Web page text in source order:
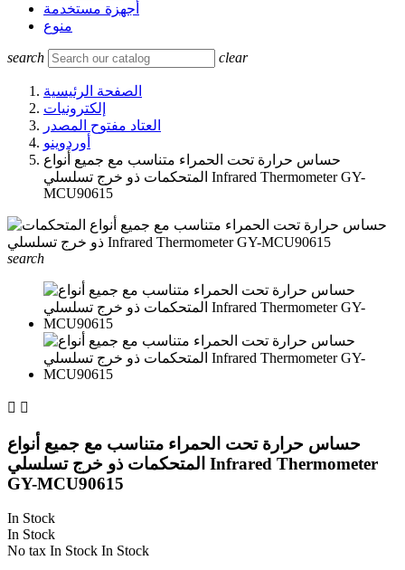
أجهزة مستخدمة
منوع
search clear
الصفحة الرئيسية
إلكترونيات
العتاد مفتوح المصدر
أوردوينو
حساس حرارة تحت الحمراء متناسب مع جميع أنواع
المتحكمات ذو خرج تسلسلي Infrared Thermometer GY-
MCU90615
search
 
حساس حرارة تحت الحمراء متناسب مع جميع أنواع
المتحكمات ذو خرج تسلسلي Infrared Thermometer
GY-MCU90615
In Stock
In Stock
No tax In Stock In Stock